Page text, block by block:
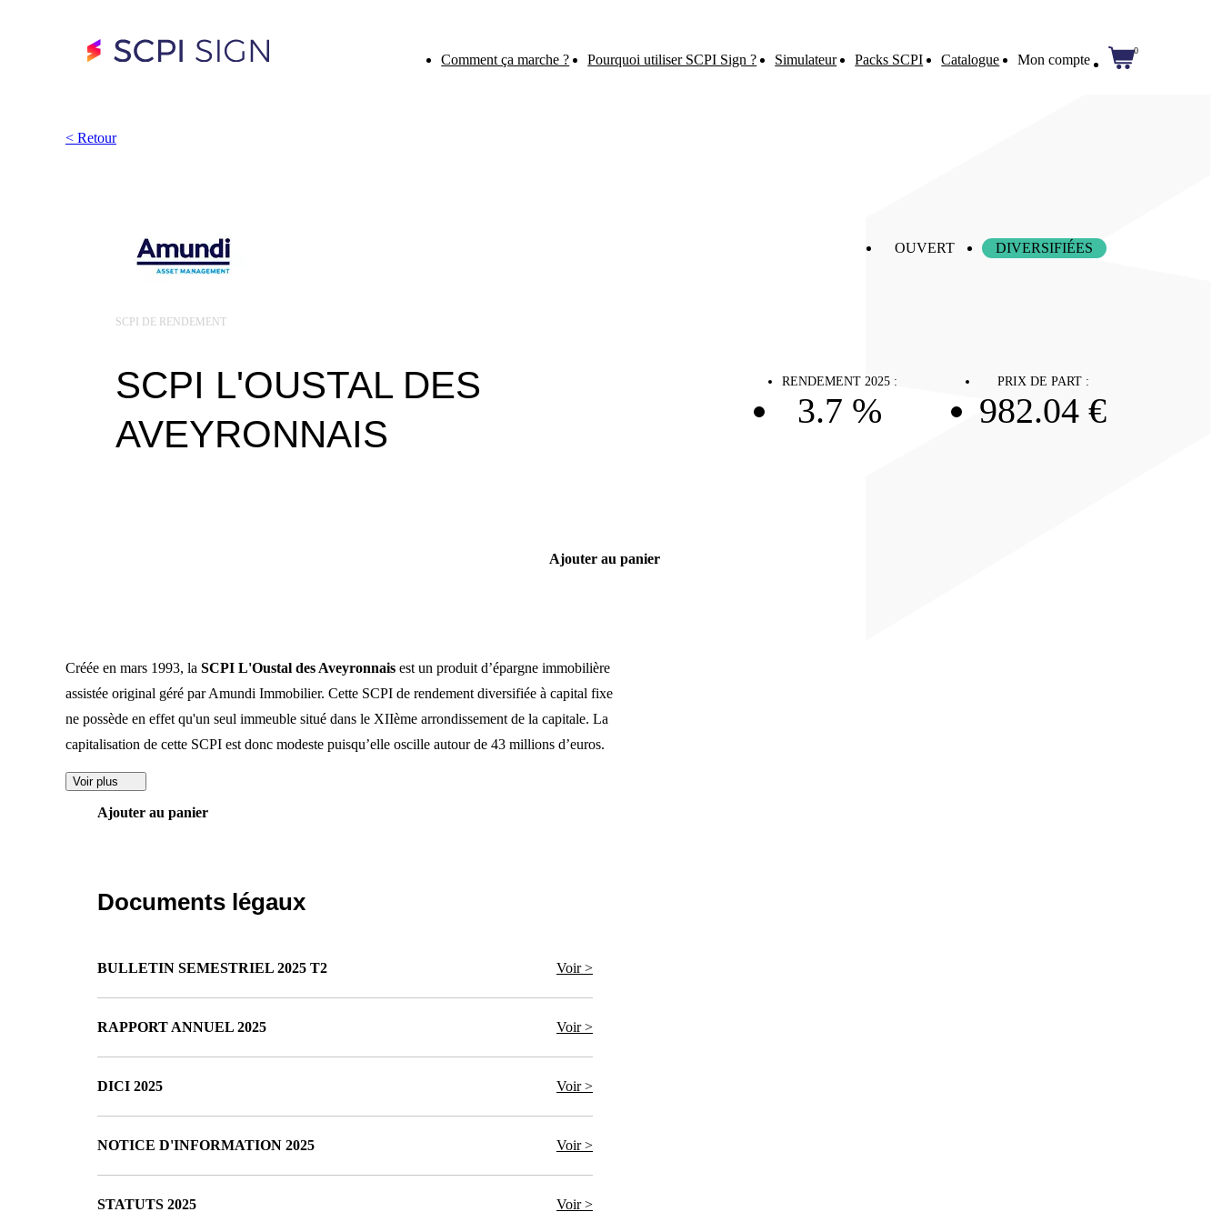
Comment ça marche ? Pourquoi utiliser SCPI Sign ? Simulateur Packs SCPI Catalogue Mon compte
0
< Retour
OUVERT DIVERSIFIÉES
SCPI DE RENDEMENT
SCPI L'OUSTAL DES
AVEYRONNAIS
RENDEMENT 2025 :
3.7 %
PRIX DE PART :
982.04 €
Ajouter au panier
Créée en mars 1993, la SCPI L'Oustal des Aveyronnais est un produit d’épargne immobilière
assistée original géré par Amundi Immobilier. Cette SCPI de rendement diversifiée à capital fixe
ne possède en effet qu'un seul immeuble situé dans le XIIème arrondissement de la capitale. La
capitalisation de cette SCPI est donc modeste puisqu’elle oscille autour de 43 millions d’euros.
Voir plus
Ajouter au panier
Documents légaux
BULLETIN SEMESTRIEL 2025 T2 Voir >
RAPPORT ANNUEL 2025 Voir >
DICI 2025 Voir >
NOTICE D'INFORMATION 2025 Voir >
STATUTS 2025 Voir >